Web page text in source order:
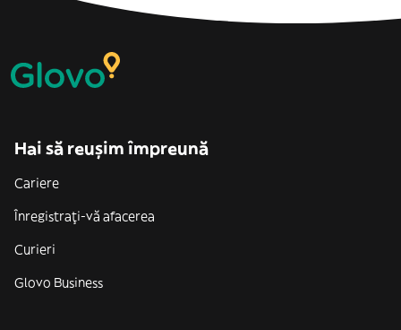
Hai să reușim împreună
Cariere
Înregistrați-vă afacerea
Curieri
Glovo Business